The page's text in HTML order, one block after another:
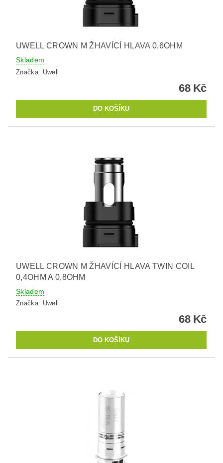
UWELL CROWN M ŽHAVÍCÍ HLAVA 0,6OHM
Skladem
Značka: Uwell
68 Kč
UWELL CROWN M ŽHAVÍCÍ HLAVA TWIN COIL
0,4OHM A 0,8OHM
Skladem
Značka: Uwell
68 Kč